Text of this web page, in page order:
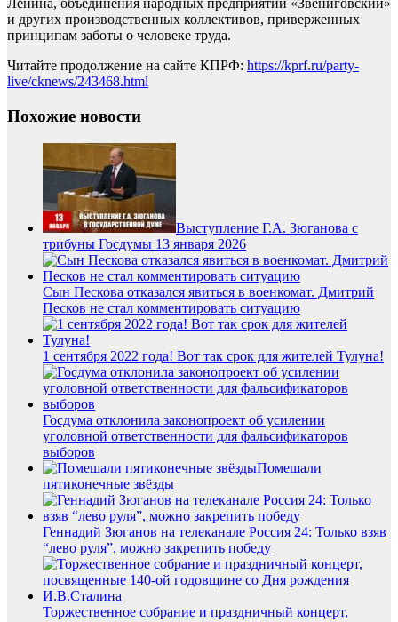
Ленина, объединения народных предприятий «Звениговский»
и других производственных коллективов, приверженных
принципам заботы о человеке труда.
Читайте продолжение на сайте КПРФ: https://kprf.ru/party-
live/cknews/243468.html
Похожие новости
Выступление Г.А. Зюганова с
трибуны Госдумы 13 января 2026
Сын Пескова отказался явиться в военкомат. Дмитрий
Песков не стал комментировать ситуацию
1 сентября 2022 года! Вот так срок для жителей Тулуна!
Госдума отклонила законопроект об усилении
уголовной ответственности для фальсификаторов
выборов
Помешали
пятиконечные звёзды
Геннадий Зюганов на телеканале Россия 24: Только взяв
“лево руля”, можно закрепить победу
Торжественное собрание и праздничный концерт,